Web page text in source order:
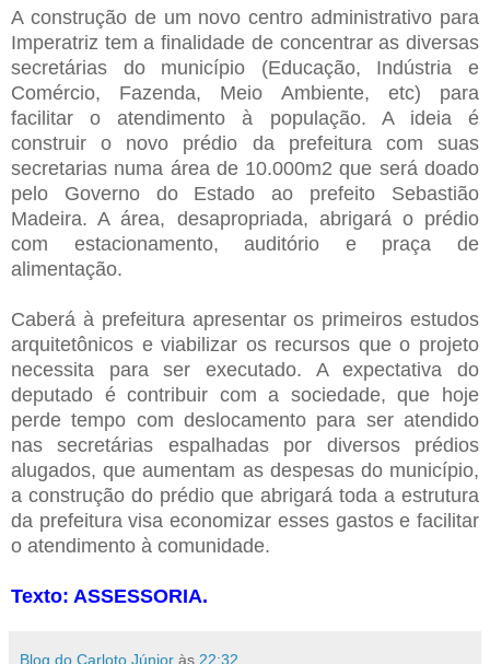
A construção de um novo centro administrativo para
Imperatriz tem a finalidade de concentrar as diversas
secretárias do município (Educação, Indústria e
Comércio, Fazenda, Meio Ambiente, etc) para
facilitar o atendimento à população. A ideia é
construir o novo prédio da prefeitura com suas
secretarias numa área de 10.000m2 que será doado
pelo Governo do Estado ao prefeito Sebastião
Madeira. A área, desapropriada, abrigará o prédio
com estacionamento, auditório e praça de
alimentação.
Caberá à prefeitura apresentar os primeiros estudos
arquitetônicos e viabilizar os recursos que o projeto
necessita para ser executado. A expectativa do
deputado é contribuir com a sociedade, que hoje
perde tempo com deslocamento para ser atendido
nas secretárias espalhadas por diversos prédios
alugados, que aumentam as despesas do município,
a construção do prédio que abrigará toda a estrutura
da prefeitura visa economizar esses gastos e facilitar
o atendimento à comunidade.
Texto: ASSESSORIA.
Blog do Carloto Júnior às 22:32